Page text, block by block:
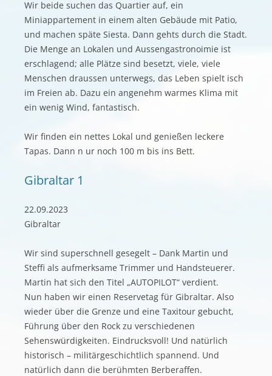
Wir beide suchen das Quartier auf, ein
Miniappartement in einem alten Gebäude mit Patio,
und machen späte Siesta. Dann gehts durch die Stadt.
Die Menge an Lokalen und Aussengastronoimie ist
erschlagend; alle Plätze sind besetzt, viele, viele
Menschen draussen unterwegs, das Leben spielt isch
im Freien ab. Dazu ein angenehm warmes Klima mit
ein wenig Wind, fantastisch.
Wir finden ein nettes Lokal und genießen leckere
Tapas. Dann n ur noch 100 m bis ins Bett.
Gibraltar 1
22.09.2023
Gibraltar
Wir sind superschnell gesegelt – Dank Martin und
Steffi als aufmerksame Trimmer und Handsteuerer.
Martin hat sich den Titel „AUTOPILOT“ verdient.
Nun haben wir einen Reservetag für Gibraltar. Also
wieder über die Grenze und eine Taxitour gebucht,
Führung über den Rock zu verschiedenen
Sehenswürdigkeiten. Eindrucksvoll! Und natürlich
historisch – militärgeschichtlich spannend. Und
natürlich dann die berühmten Berberaffen.